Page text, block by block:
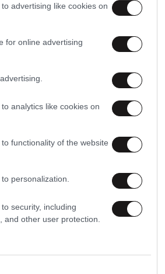
advertising like cookies on
for online advertising
analytics like cookies on
functionality of the website
personalization.
security, including
other user protection.